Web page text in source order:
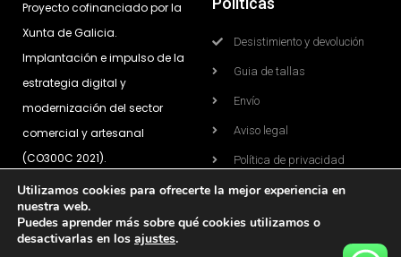
Proyecto cofinanciado por la
Xunta de Galicia.
Implantación e impulso de la
estrategia digital y
modernización del sector
comercial y artesanal
(CO300C 2021).
Desistimiento y devolución
Guia de tallas
Envío
Aviso legal
Política de privacidad
Política de cookies
Condicións de compra
Utilizamos cookies para ofrecerte la mejor experiencia en
nuestra web.
Puedes aprender más sobre qué cookies utilizamos o
desactivarlas en los ajustes.